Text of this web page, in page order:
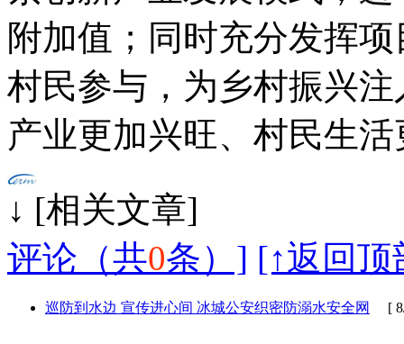
附加值；同时充分发挥
村民参与，为乡村振兴
产业更加兴旺、村民生
↓ [相
评论（共0条）] [↑返回顶
巡防到水边 宣传进心间 冰城公安织密防溺水安全网 [ 8/